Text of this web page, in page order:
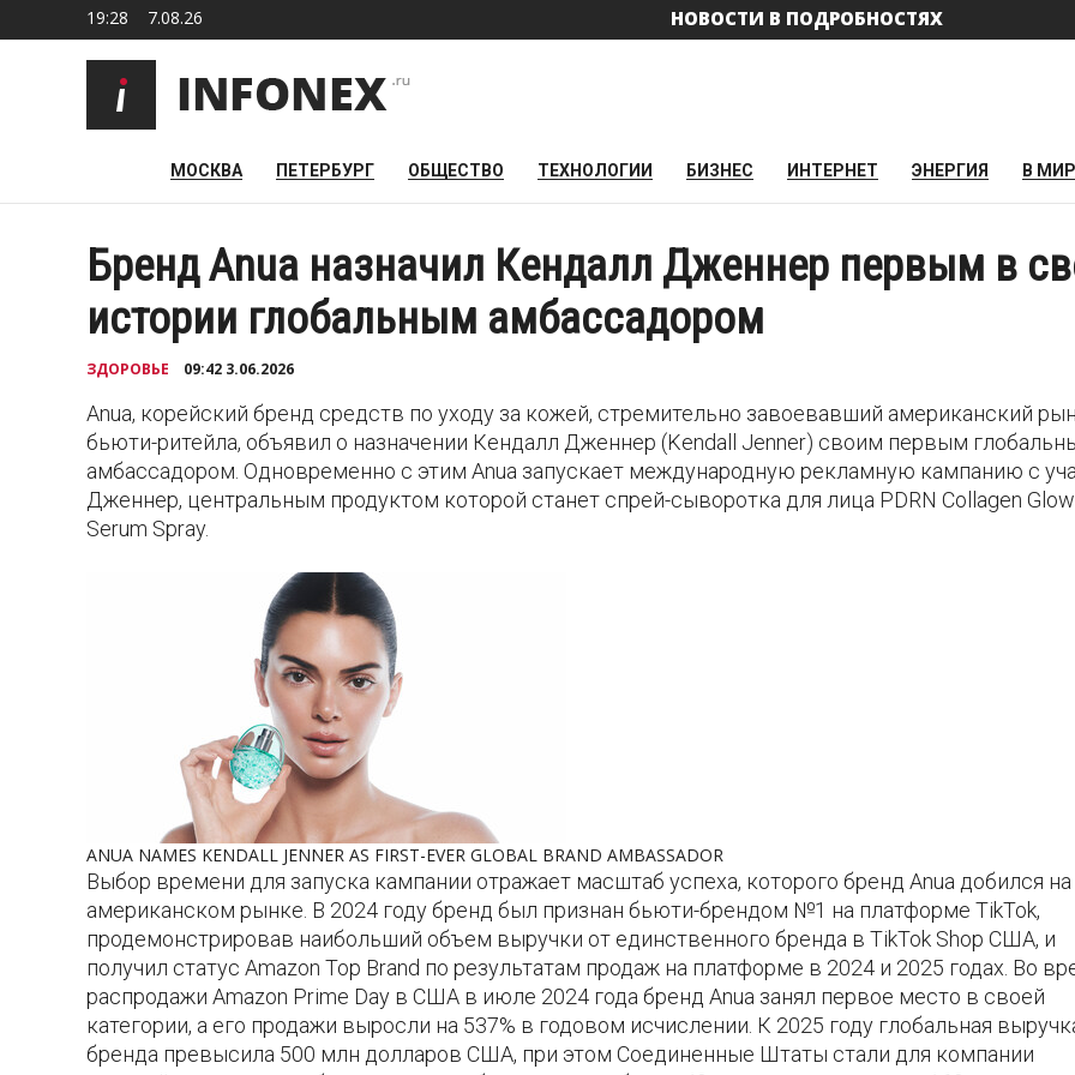
19:28 7.08.26 НОВОСТИ В ПОДРОБНОСТЯХ
МОСКВА ПЕТЕРБУРГ ОБЩЕСТВО ТЕХНОЛОГИИ БИЗНЕС ИНТЕРНЕТ ЭНЕРГИЯ В
Бренд Anua назначил Кендалл Дженнер первым в
истории глобальным амбассадором
ЗДОРОВЬЕ 09:42 3.06.2026
Anua, корейский бренд средств по уходу за кожей, стремительно завоевавший американский
бьюти-ритейла, объявил о назначении Кендалл Дженнер (Kendall Jenner) своим первым
амбассадором. Одновременно с этим Anua запускает международную рекламную кампанию с
Дженнер, центральным продуктом которой станет спрей-сыворотка для лица PDRN Collagen
Serum Spray.
ANUA NAMES KENDALL JENNER AS FIRST-EVER GLOBAL BRAND AMBASSADOR
Выбор времени для запуска кампании отражает масштаб успеха, которого бренд Anua добился на
американском рынке. В 2024 году бренд был признан бьюти-брендом №1 на платформе TikTok,
продемонстрировав наибольший объем выручки от единственного бренда в TikTok Shop США, и
получил статус Amazon Top Brand по результатам продаж на платформе в 2024 и 2025 годах. Во
распродажи Amazon Prime Day в США в июле 2024 года бренд Anua занял первое место в своей
категории, а его продажи выросли на 537% в годовом исчислении. К 2025 году глобальная
бренда превысила 500 млн долларов США, при этом Соединенные Штаты стали для компании